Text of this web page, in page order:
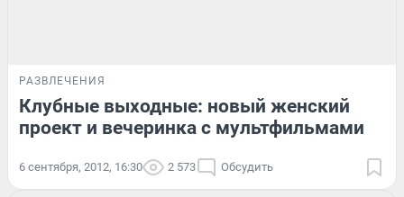
РАЗВЛЕЧЕНИЯ
Клубные выходные: новый женский
проект и вечеринка с мультфильмами
6 сентября, 2012, 16:30 2 573 Обсудить